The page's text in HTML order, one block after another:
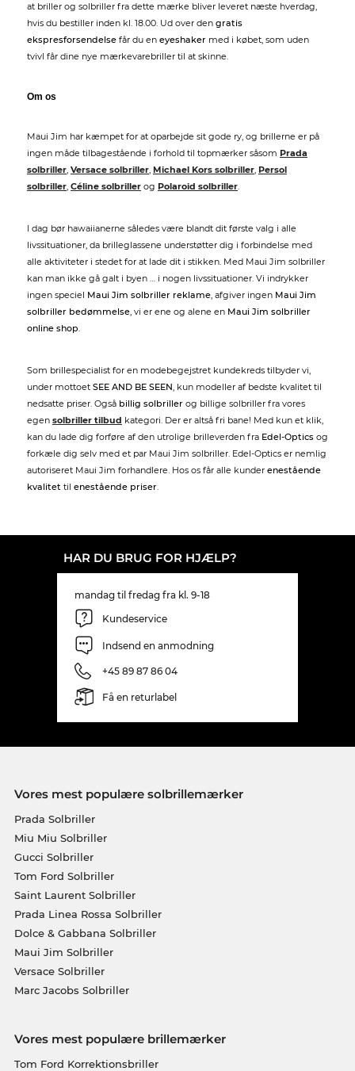
at briller og solbriller fra dette mærke bliver leveret næste hverdag,
hvis du bestiller inden kl. 18.00. Ud over den gratis
ekspresforsendelse får du en eyeshaker med i købet, som uden
tvivl får dine nye mærkevarebriller til at skinne.
Om os
Maui Jim har kæmpet for at oparbejde sit gode ry, og brillerne er på
ingen måde tilbagestående i forhold til topmærker såsom Prada
solbriller, Versace solbriller, Michael Kors solbriller, Persol
solbriller, Céline solbriller og Polaroid solbriller.
I dag bør hawaiianerne således være blandt dit første valg i alle
livssituationer, da brilleglassene understøtter dig i forbindelse med
alle aktiviteter i stedet for at lade dit i stikken. Med Maui Jim solbriller
kan man ikke gå galt i byen … i nogen livssituationer. Vi indrykker
ingen speciel Maui Jim solbriller reklame, afgiver ingen Maui Jim
solbriller bedømmelse, vi er ene og alene en Maui Jim solbriller
online shop.
Som brillespecialist for en modebegejstret kundekreds tilbyder vi,
under mottoet SEE AND BE SEEN, kun modeller af bedste kvalitet til
nedsatte priser. Også billig solbriller og billige solbriller fra vores
egen solbriller tilbud kategori. Der er altså fri bane! Med kun et klik,
kan du lade dig forføre af den utrolige brilleverden fra Edel-Optics og
forkæle dig selv med et par Maui Jim solbriller. Edel-Optics er nemlig
autoriseret Maui Jim forhandlere. Hos os får alle kunder enestående
kvalitet til enestående priser.
HAR DU BRUG FOR HJÆLP?
mandag til fredag fra kl. 9-18
Kundeservice
Indsend en anmodning
+45 89 87 86 04
Få en returlabel
Vores mest populære solbrillemærker
Prada Solbriller
Miu Miu Solbriller
Gucci Solbriller
Tom Ford Solbriller
Saint Laurent Solbriller
Prada Linea Rossa Solbriller
Dolce & Gabbana Solbriller
Maui Jim Solbriller
Versace Solbriller
Marc Jacobs Solbriller
Vores mest populære brillemærker
Tom Ford Korrektionsbriller